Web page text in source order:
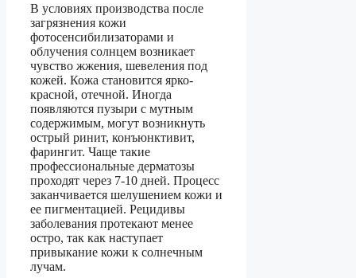
В условиях производства после
загрязнения кожи
фотосенсибилизаторами и
облучения солнцем возникает
чувство жжения, шевеления под
кожей. Кожа становится ярко-
красной, отечной. Иногда
появляются пузыри с мутным
содержимым, могут возникнуть
острый ринит, конъюнктивит,
фарингит. Чаще такие
профессиональные дерматозы
проходят через 7-10 дней. Процесс
заканчивается шелушением кожи и
ее пигментацией. Рецидивы
заболевания протекают менее
остро, так как наступает
привыкание кожи к солнечным
лучам.